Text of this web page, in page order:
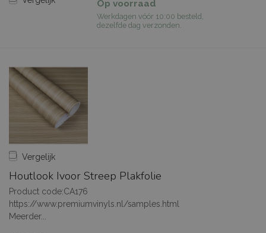
Op voorraad
Werkdagen vóór 10:00 besteld,
dezelfde dag verzonden.
Vergelijk
Houtlook Ivoor Streep Plakfolie
Product code:CA176
https://www.premiumvinyls.nl/samples.html
Meerder...